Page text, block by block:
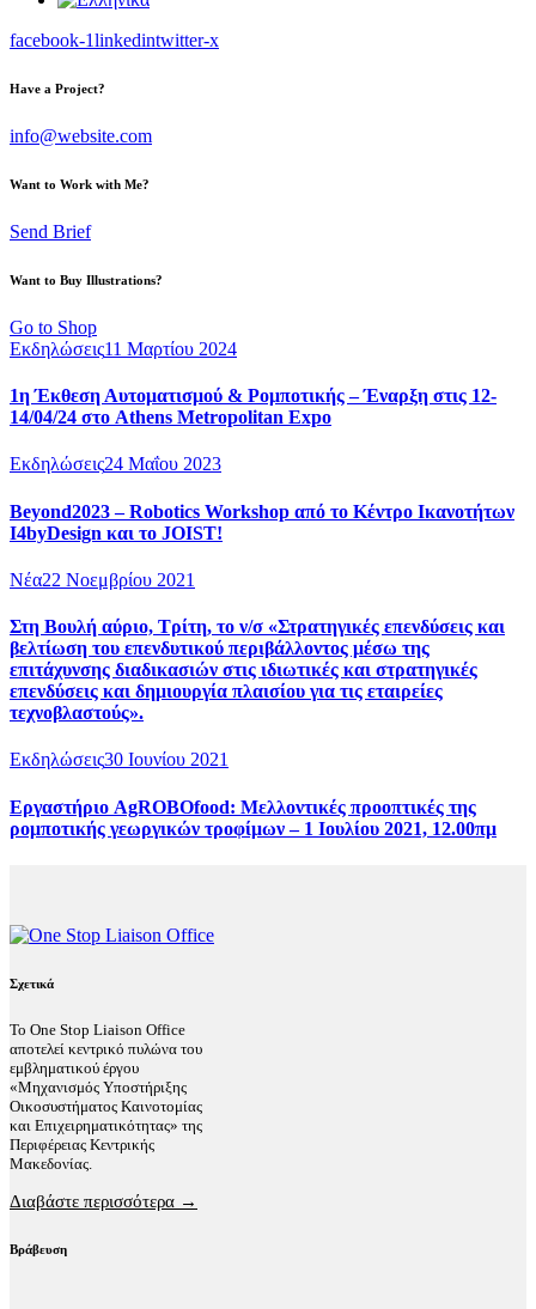
facebook-1linkedintwitter-x
Have a Project?
info@website.com
Want to Work with Me?
Send Brief
Want to Buy Illustrations?
Go to Shop
Εκδηλώσεις11 Μαρτίου 2024
1η Έκθεση Αυτοματισμού & Ρομποτικής – Έναρξη στις 12-
14/04/24 στο Athens Metropolitan Expo
Εκδηλώσεις24 Μαΐου 2023
Beyond2023 – Robotics Workshop από το Κέντρο Ικανοτήτων
I4byDesign και το JOIST!
Νέα22 Νοεμβρίου 2021
Στη Βουλή αύριο, Τρίτη, το ν/σ «Στρατηγικές επενδύσεις και
βελτίωση του επενδυτικού περιβάλλοντος μέσω της
επιτάχυνσης διαδικασιών στις ιδιωτικές και στρατηγικές
επενδύσεις και δημιουργία πλαισίου για τις εταιρείες
τεχνοβλαστούς».
Εκδηλώσεις30 Ιουνίου 2021
Εργαστήριο AgROBOfood: Μελλοντικές προοπτικές της
ρομποτικής γεωργικών τροφίμων – 1 Ιουλίου 2021, 12.00πμ
Σχετικά
Το One Stop Liaison Office
αποτελεί κεντρικό πυλώνα του
εμβληματικού έργου
«Μηχανισμός Υποστήριξης
Οικοσυστήματος Καινοτομίας
και Επιχειρηματικότητας» της
Περιφέρειας Κεντρικής
Μακεδονίας.
Διαβάστε περισσότερα →
Βράβευση